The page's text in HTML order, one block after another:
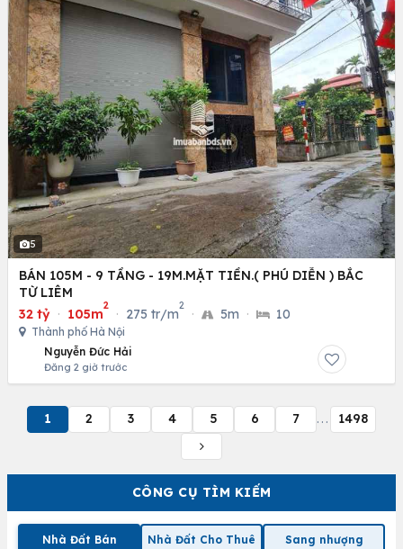
CÔNG CỤ TÌM KIẾM
Nhà Đất Bán Nhà Đất Cho Thuê Sang nhượng
5
BÁN 105M - 9 TẦNG - 19M.MẶT TIỀN.( PHÚ DIỄN ) BẮC
TỪ LIÊM
32 tỷ · 105m
2
· 275 tr/m
2
· 5m · 10
Thành phố Hà Nội
Nguyễn Đức Hải
Đăng 2 giờ trước
1 2 3 4 5 6 7 ... 1498